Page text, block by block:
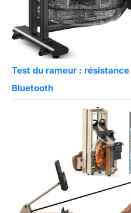
Test du rameur : résistance
Bluetooth